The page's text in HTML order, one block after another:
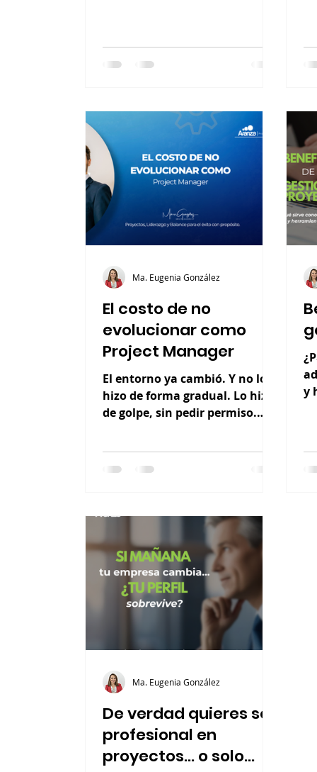
El costo de no
evolucionar como
Project Manager
El entorno ya cambió. Y no lo
hizo de forma gradual. Lo hizo
de golpe, sin pedir permiso.
hacerte: ¿Tu perfil también
Ma. Eugenia González
y
De verdad quieres ser
profesional en
proyectos… o solo
Ma. Eugenia González